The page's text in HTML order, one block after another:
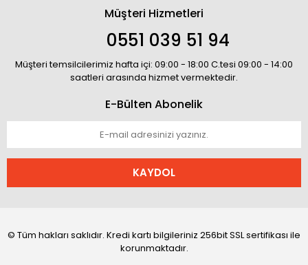
Müşteri Hizmetleri
0551 039 51 94
Müşteri temsilcilerimiz hafta içi: 09:00 - 18:00 C.tesi 09:00 - 14:00
saatleri arasında hizmet vermektedir.
E-Bülten Abonelik
KAYDOL
© Tüm hakları saklıdır. Kredi kartı bilgileriniz 256bit SSL sertifikası ile
korunmaktadır.